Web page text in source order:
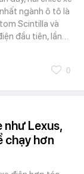
ngành ô tô là
Scintilla và
đầu tiên, lần…
0
như Lexus,
chạy hơn